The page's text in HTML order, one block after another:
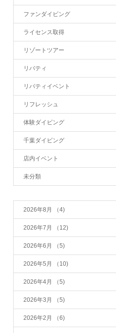
ファンダイビング
ライセンス取得
リゾートツアー
リバティ
リバティイベント
リフレッシュ
体験ダイビング
千葉ダイビング
店内イベント
未分類
2026年8月 （4)
2026年7月 （12)
2026年6月 （5)
2026年5月 （10)
2026年4月 （5)
2026年3月 （5)
2026年2月 （6)